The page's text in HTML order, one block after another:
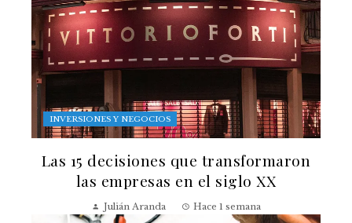
INVERSIONES Y NEGOCIOS
Las 15 decisiones que transformaron
las empresas en el siglo XX
Julián Aranda Hace 1 semana